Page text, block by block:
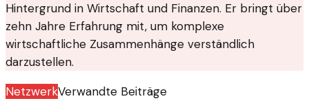
Hintergrund in Wirtschaft und Finanzen. Er bringt über
zehn Jahre Erfahrung mit, um komplexe
wirtschaftliche Zusammenhänge verständlich
darzustellen.
NetzwerkVerwandte Beiträge